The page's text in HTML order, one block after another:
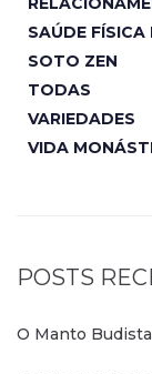
SAÚDE FÍSICA
SOTO ZEN
TODAS
VARIEDADES
VIDA
POSTS
O Manto